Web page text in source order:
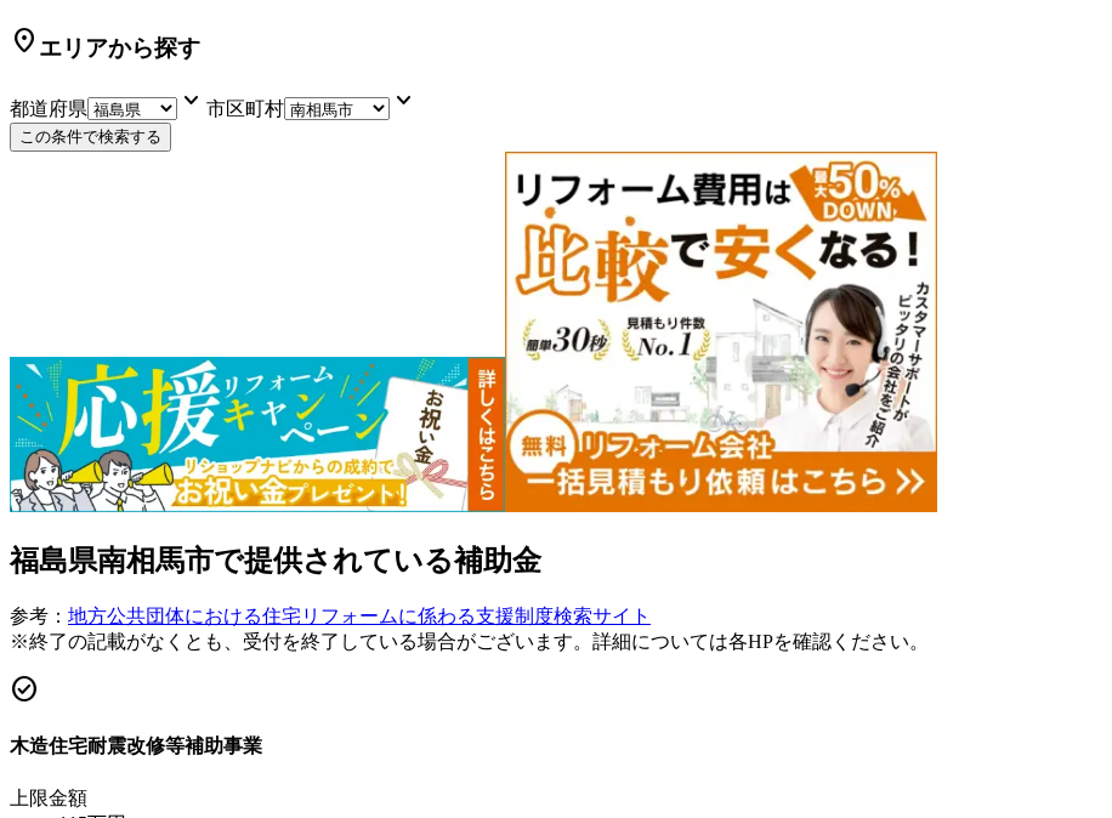
location_on エリアから探す
都道府県 keyboard_arrow_down 市区町村 keyboard_arrow_down
この条件で検索する
福島県南相馬市で提供されている補助金
参考： 地方公共団体における住宅リフォームに係わる支援制度検索サイト
※終了の記載がなくとも、受付を終了している場合がございます。詳細については各HPを確認ください。
check_circle
木造住宅耐震改修等補助事業
上限金額